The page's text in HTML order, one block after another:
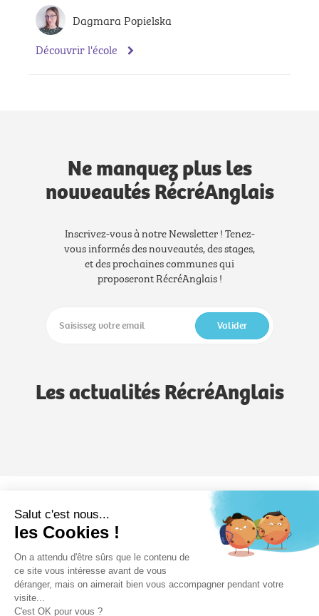
Dagmara Popielska
Découvrir l'école
Ne manquez plus les
nouveautés RécréAnglais
Inscrivez-vous à notre Newsletter ! Tenez-
vous informés des nouveautés, des stages,
et des prochaines communes qui
proposeront RécréAnglais !
Valider
Les actualités RécréAnglais
Notre savoir-faire
Devenez formateur Formation
Salut c'est nous...
les Cookies !
On a attendu d'être sûrs que le contenu de
ce site vous intéresse avant de vous
déranger, mais on aimerait bien vous accompagner pendant votre
visite...
C'est OK pour vous ?